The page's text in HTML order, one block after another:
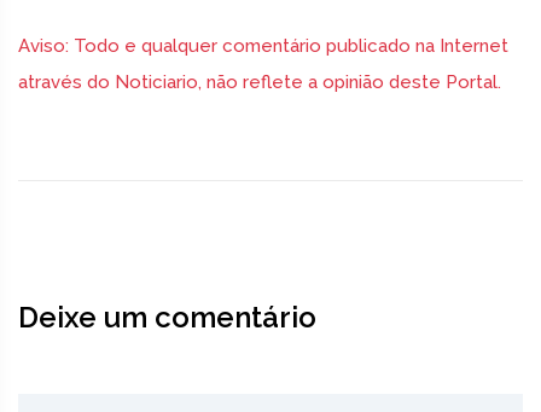
Aviso: Todo e qualquer comentário publicado na Internet
através do Noticiario, não reflete a opinião deste Portal.
Deixe um comentário